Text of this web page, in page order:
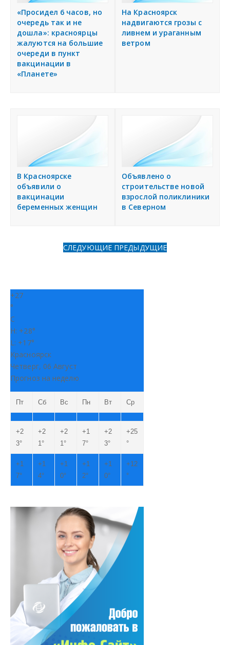
«Просидел 6 часов, но
очередь так и не
дошла»: красноярцы
жалуются на большие
очереди в пункт
вакцинации в
«Планете»
На Красноярск
надвигаются грозы с
ливнем и ураганным
ветром
В Красноярске
объявили о
вакцинации
беременных женщин
Объявлено о
строительстве новой
взрослой поликлиники
в Северном
СЛЕДУЮЩИЕ ПРЕДЫДУЩИЕ
+27
°
C
H: +28°
L: +17°
Красноярск
Четверг, 06 Август
Прогноз на неделю
Пт Сб Вс Пн Вт Ср
+2
3°
+2
1°
+2
1°
+1
7°
+2
3°
+25
°
+1
7°
+1
4°
+1
0°
+1
2°
+1
0°
+12
°